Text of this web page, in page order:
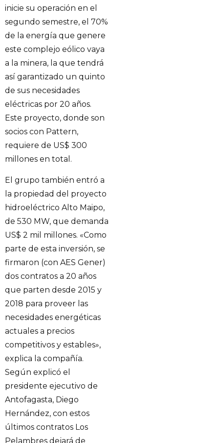
inicie su operación en el
segundo semestre, el 70%
de la energía que genere
este complejo eólico vaya
a la minera, la que tendrá
así garantizado un quinto
de sus necesidades
eléctricas por 20 años.
Este proyecto, donde son
socios con Pattern,
requiere de US$ 300
millones en total.
El grupo también entró a
la propiedad del proyecto
hidroeléctrico Alto Maipo,
de 530 MW, que demanda
US$ 2 mil millones. «Como
parte de esta inversión, se
firmaron (con AES Gener)
dos contratos a 20 años
que parten desde 2015 y
2018 para proveer las
necesidades energéticas
actuales a precios
competitivos y estables»,
explica la compañía.
Según explicó el
presidente ejecutivo de
Antofagasta, Diego
Hernández, con estos
últimos contratos Los
Pelambres dejará de